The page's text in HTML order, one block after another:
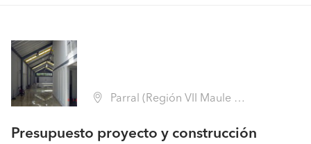
Parral (Región VII Maule - Linares)
Presupuesto proyecto y construcción